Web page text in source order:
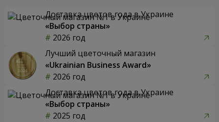
Доставка цветов года в Украине
«Выбор страны»
2026 год
Лучший цветочный магазин
«Ukrainian Business Award»
2026 год
Доставка цветов года в Украине
«Выбор страны»
2025 год